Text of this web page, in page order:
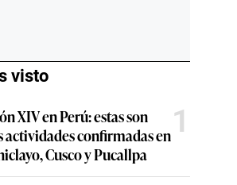
visto
XIV en Perú: estas son
actividades confirmadas en
Cusco y Pucallpa
1